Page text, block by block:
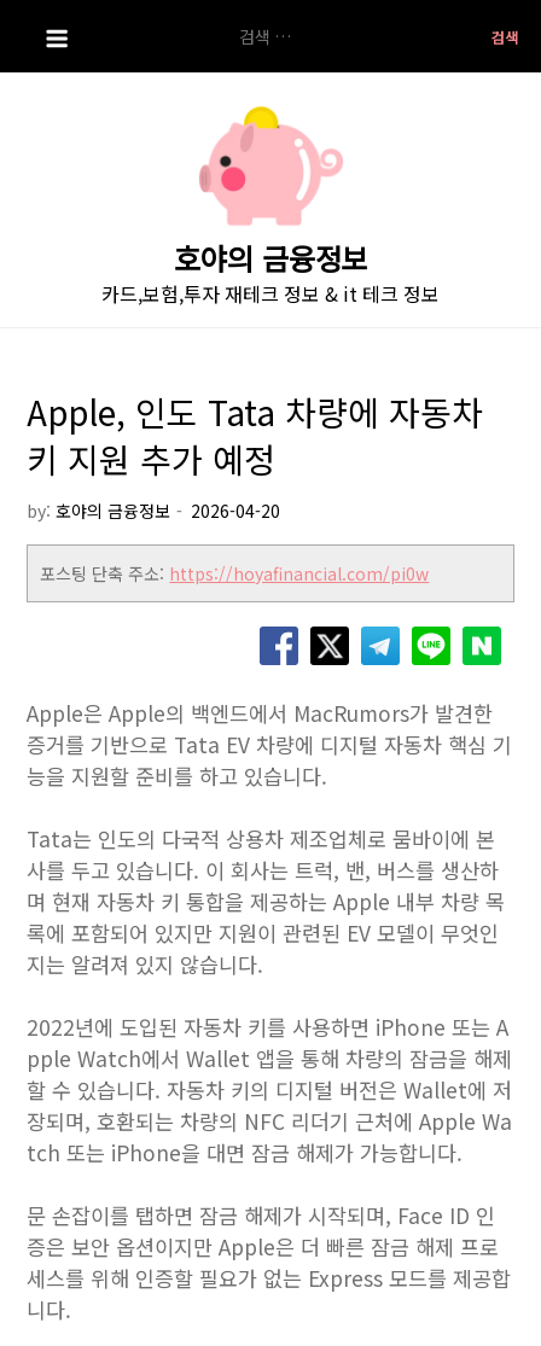
i
색:
호야의 금융정보
카드,보험,투자 재테크 정보 & it 테크 정보
Apple, 인도 Tata 차량에 자동차
키 지원 추가 예정
by:호야의 금융정보
포스팅 단축 주소: https://hoyafinancial.com/pi0w
Apple은 Apple의 백엔드에서 MacRumors가 발견한
증거를 기반으로 Tata EV 차량에 디지털 자동차 핵심 기
능을 지원할 준비를 하고 있습니다.
Tata는 인도의 다국적 상용차 제조업체로 뭄바이에 본
사를 두고 있습니다. 이 회사는 트럭, 밴, 버스를 생산하
며 현재 자동차 키 통합을 제공하는 Apple 내부 차량 목
록에 포함되어 있지만 지원이 관련된 EV 모델이 무엇인
지는 알려져 있지 않습니다.
2022년에 도입된 자동차 키를 사용하면 iPhone 또는 A
pple Watch에서 Wallet 앱을 통해 차량의 잠금을 해제
할 수 있습니다. 자동차 키의 디지털 버전은 Wallet에 저
장되며, 호환되는 차량의 NFC 리더기 근처에 Apple Wa
tch 또는 ‌iPhone‌을 대면 잠금 해제가 가능합니다.
문 손잡이를 탭하면 잠금 해제가 시작되며, Face ID 인
증은 보안 옵션이지만 Apple은 더 빠른 잠금 해제 프로
세스를 위해 인증할 필요가 없는 Express 모드를 제공합
니다.